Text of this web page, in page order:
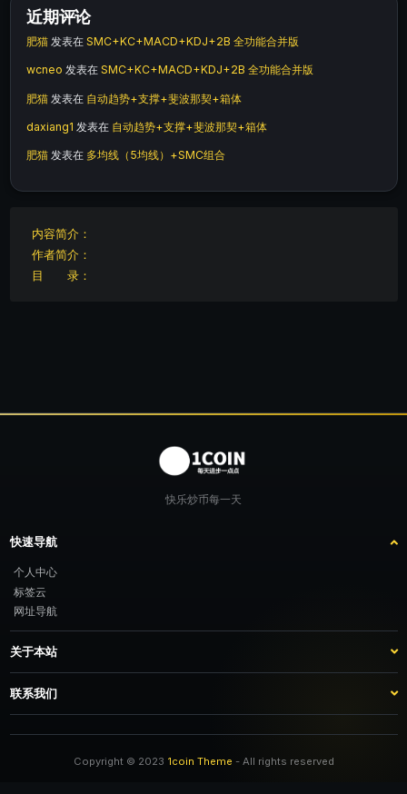
近期评论
肥猫 发表在 SMC+KC+MACD+KDJ+2B 全功能合并版
wcneo 发表在 SMC+KC+MACD+KDJ+2B 全功能合并版
肥猫 发表在 自动趋势+支撑+斐波那契+箱体
daxiang1 发表在 自动趋势+支撑+斐波那契+箱体
肥猫 发表在 多均线（5均线）+SMC组合
内容简介：
作者简介：
目 录：
快乐炒币每一天
快速导航
个人中心
标签云
网址导航
关于本站
站点介绍
客服咨询
推广计划
联系我们
TG：@feimao2024 QQ：3261605442 微信：moto001com 新浪微博：三
Copyright © 2023 1coin Theme - All rights reserved